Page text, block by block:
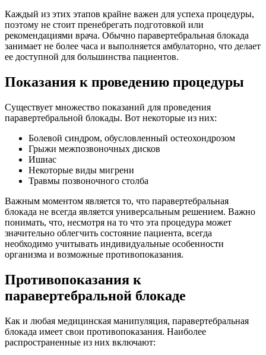
Каждый из этих этапов крайне важен для успеха процедуры,
поэтому не стоит пренебрегать подготовкой или
рекомендациями врача. Обычно паравертебральная блокада
занимает не более часа и выполняется амбулаторно, что делает
ее доступной для большинства пациентов.
Показания к проведению процедуры
Существует множество показаний для проведения
паравертебральной блокады. Вот некоторые из них:
Болевой синдром, обусловленный остеохондрозом
Грыжи межпозвоночных дисков
Ишиас
Некоторые виды мигрени
Травмы позвоночного столба
Важным моментом является то, что паравертебральная
блокада не всегда является универсальным решением. Важно
понимать, что, несмотря на то что эта процедура может
значительно облегчить состояние пациента, всегда
необходимо учитывать индивидуальные особенности
организма и возможные противопоказания.
Противопоказания к
паравертебральной блокаде
Как и любая медицинская манипуляция, паравертебральная
блокада имеет свои противопоказания. Наиболее
распространенные из них включают: